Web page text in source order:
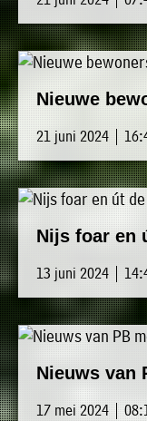
Nieuwe
21 juni 2024 |
Nijs foar en
13 juni 2024 |
Nieuws van
17 mei 2024 |